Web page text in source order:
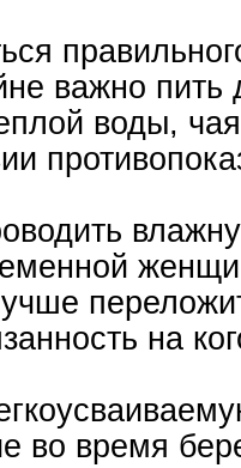
важно пить
воды,
на
во время